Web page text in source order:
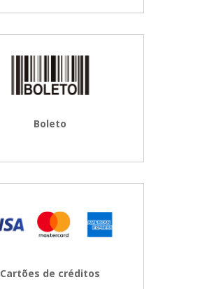
Boleto
Cartões de créditos